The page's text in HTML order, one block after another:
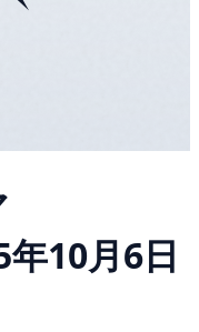
年10月6日